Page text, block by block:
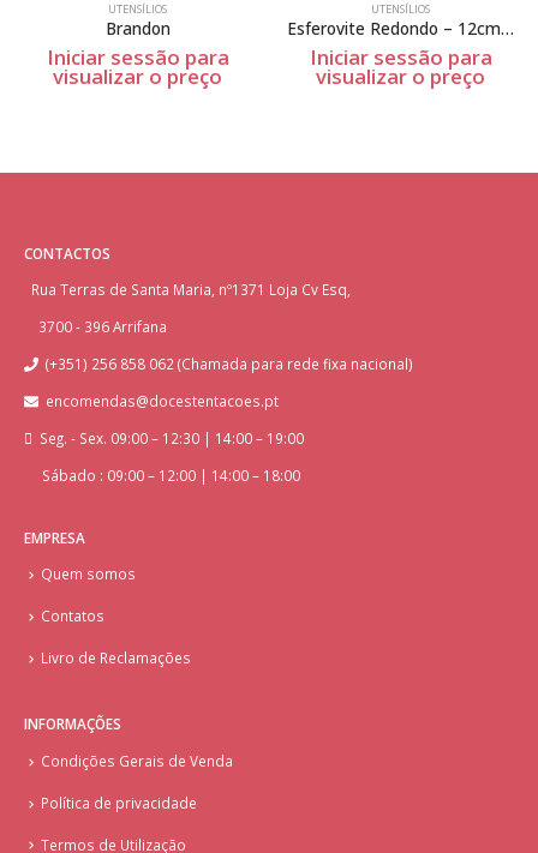
UTENSÍLIOS
Brandon
Iniciar sessão para
visualizar o preço
UTENSÍLIOS
Esferovite Redondo – 12cm Espessura
Iniciar sessão para
visualizar o preço
CONTACTOS
Rua Terras de Santa Maria, nº1371 Loja Cv Esq,
3700 - 396 Arrifana
(+351) 256 858 062 (Chamada para rede fixa nacional)
encomendas@docestentacoes.pt
Seg. - Sex. 09:00 – 12:30 | 14:00 – 19:00
Sábado : 09:00 – 12:00 | 14:00 – 18:00
EMPRESA
Quem somos
Contatos
Livro de Reclamações
INFORMAÇÕES
Condições Gerais de Venda
Política de privacidade
Termos de Utilização